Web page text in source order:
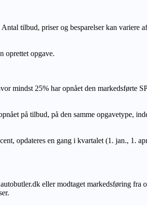
tilbud, priser og besparelser kan
oprettet opgave.
mindst 25% har opnået den markedsførte
på tilbud, på den samme opgavetype,
opdateres en gang i kvartalet (1. jan., 1.
eller modtaget markedsføring fra